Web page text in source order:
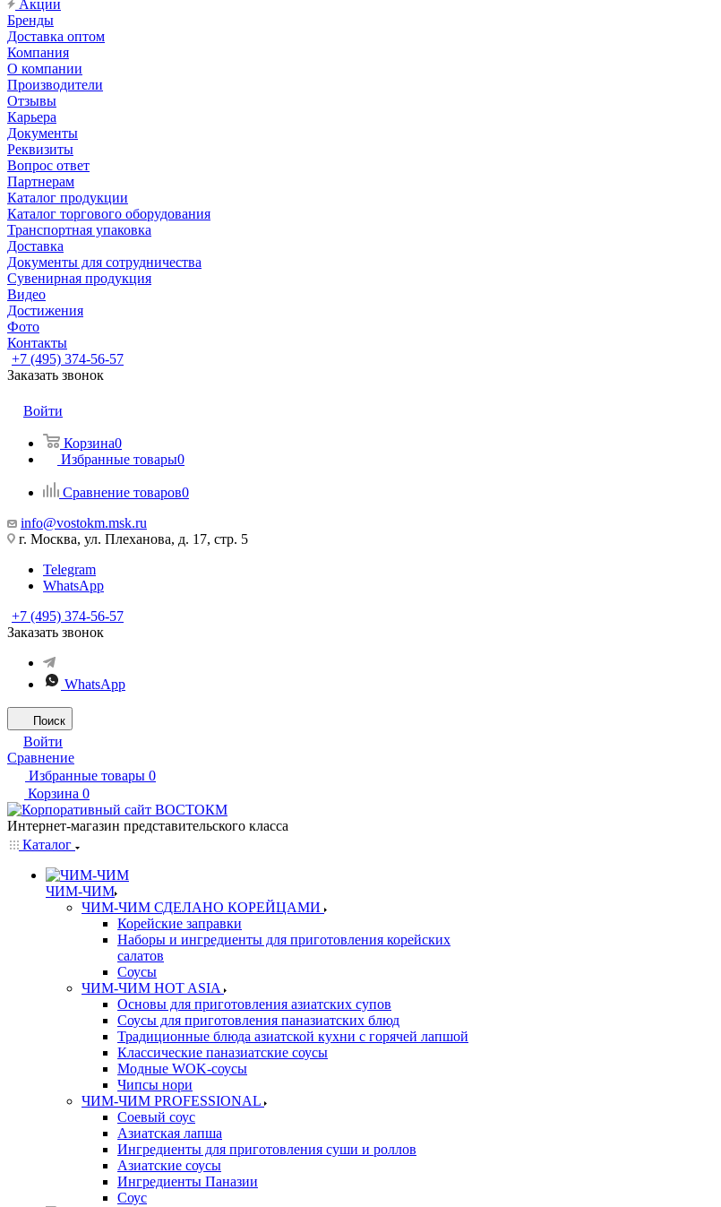
Акции
Бренды
Доставка оптом
Компания
О компании
Производители
Отзывы
Карьера
Документы
Реквизиты
Вопрос ответ
Партнерам
Каталог продукции
Каталог торгового оборудования
Транспортная упаковка
Доставка
Документы для сотрудничества
Сувенирная продукция
Видео
Достижения
Фото
Контакты
+7 (495) 374-56-57
Заказать звонок
Войти
Корзина0
Избранные товары0
Сравнение товаров0
info@vostokm.msk.ru
г. Москва, ул. Плеханова, д. 17, стр. 5
Telegram
WhatsApp
+7 (495) 374-56-57
Заказать звонок
WhatsApp
Поиск
Войти
Сравнение
Избранные товары 0
Корзина 0
Интернет-магазин представительского класса
Каталог
ЧИМ-ЧИМ
ЧИМ-ЧИМ СДЕЛАНО КОРЕЙЦАМИ
Корейские заправки
Наборы и ингредиенты для приготовления корейских
салатов
Соусы
ЧИМ-ЧИМ HOT ASIA
Основы для приготовления азиатских супов
Соусы для приготовления паназиатских блюд
Традиционные блюда азиатской кухни с горячей лапшой
Классические паназиатские соусы
Модные WOK-соусы
Чипсы нори
ЧИМ-ЧИМ PROFESSIONAL
Соевый соус
Азиатская лапша
Ингредиенты для приготовления суши и роллов
Азиатские соусы
Ингредиенты Паназии
Соус